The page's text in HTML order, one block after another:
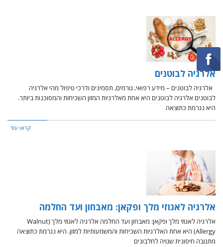
אלרגיה לבוטנים
אלרגיה לבוטנים – מידע רפואי, גורמים, תסמינים ודרכי טיפול מהי אלרגיה
לבוטנים אלרגיה לבוטנים היא אחת מאלרגיות המזון השכיחות והמסוכנות ביותר.
היא נגרמת כתוצאה
קראו עוד
אלרגיה לאגוזי מלך ופקאן: מאבחון ועד החלמה
אלרגיה לאגוזי מלך ופקאן: מאבחון ועד החלמה אלרגיה לאגוזי מלך (Walnut
Allergy) היא אחת האלרגיות השכיחות והמשמעותיות למזון. היא נגרמת כתוצאה
מתגובה חיסונית שגויה לחלבונים